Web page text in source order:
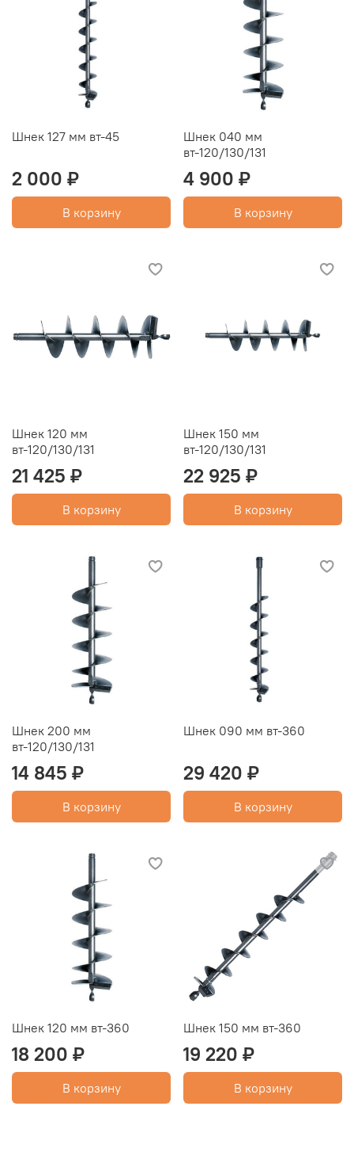
Шнек 127 мм вт-45
2 000 ₽
В корзину
Шнек 040 мм
вт-120/130/131
4 900 ₽
В корзину
Шнек 120 мм
вт-120/130/131
21 425 ₽
В корзину
Шнек 150 мм
вт-120/130/131
22 925 ₽
В корзину
Шнек 200 мм
вт-120/130/131
14 845 ₽
В корзину
Шнек 090 мм вт-360
29 420 ₽
В корзину
Шнек 120 мм вт-360
18 200 ₽
В корзину
Шнек 150 мм вт-360
19 220 ₽
В корзину